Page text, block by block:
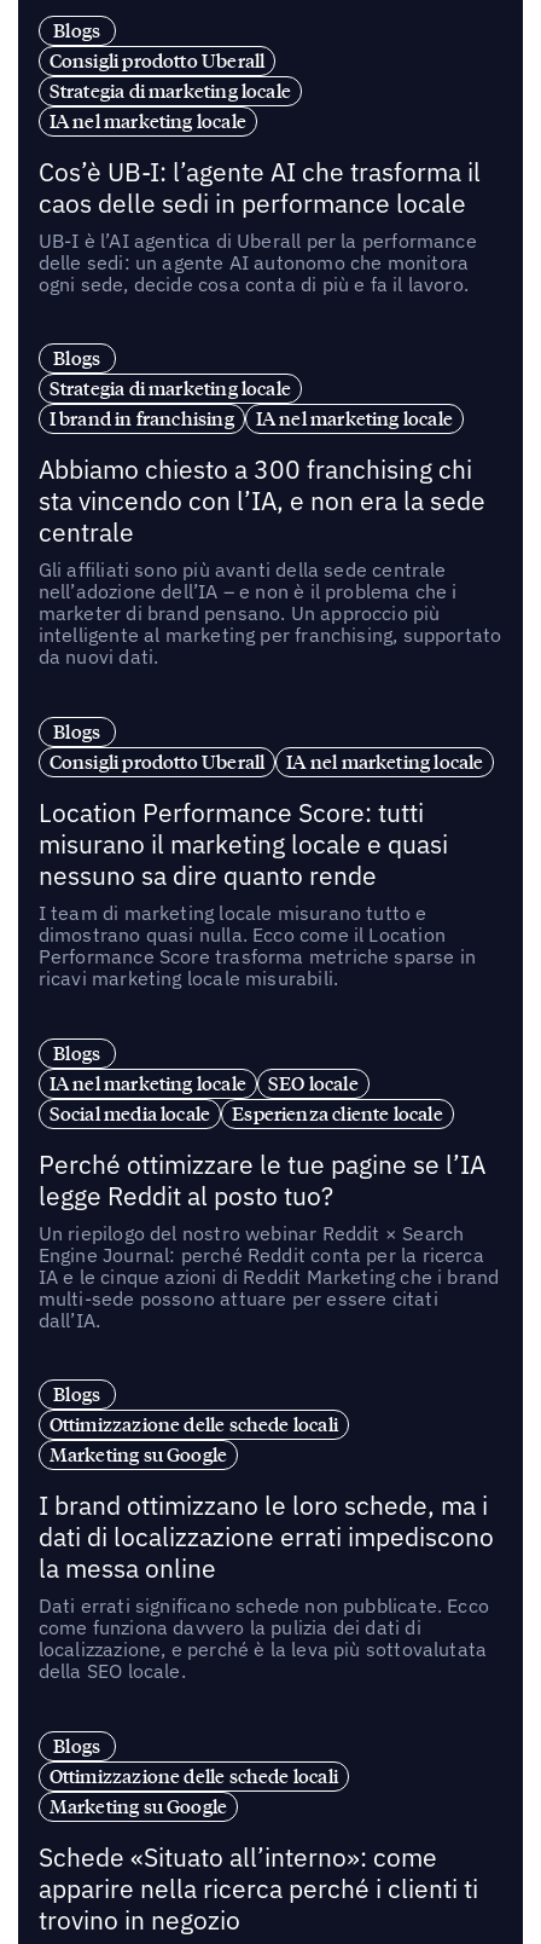
Blogs
Consigli prodotto Uberall
Strategia di marketing locale
IA nel marketing locale
Cos’è UB-I: l’agente AI che trasforma il
caos delle sedi in performance locale
UB-I è l’AI agentica di Uberall per la performance
delle sedi: un agente AI autonomo che monitora
ogni sede, decide cosa conta di più e fa il lavoro.
Blogs
Strategia di marketing locale
I brand in franchising
IA nel marketing locale
Abbiamo chiesto a 300 franchising chi
sta vincendo con l’IA, e non era la sede
centrale
Gli affiliati sono più avanti della sede centrale
nell’adozione dell’IA – e non è il problema che i
marketer di brand pensano. Un approccio più
intelligente al marketing per franchising, supportato
da nuovi dati.
Blogs
Consigli prodotto Uberall
IA nel marketing locale
Location Performance Score: tutti
misurano il marketing locale e quasi
nessuno sa dire quanto rende
I team di marketing locale misurano tutto e
dimostrano quasi nulla. Ecco come il Location
Performance Score trasforma metriche sparse in
ricavi marketing locale misurabili.
Blogs
IA nel marketing locale
SEO locale
Social media locale
Esperienza cliente locale
Perché ottimizzare le tue pagine se l’IA
legge Reddit al posto tuo?
Un riepilogo del nostro webinar Reddit × Search
Engine Journal: perché Reddit conta per la ricerca
IA e le cinque azioni di Reddit Marketing che i brand
multi-sede possono attuare per essere citati
dall’IA.
Blogs
Ottimizzazione delle schede locali
Marketing su Google
I brand ottimizzano le loro schede, ma i
dati di localizzazione errati impediscono
la messa online
Dati errati significano schede non pubblicate. Ecco
come funziona davvero la pulizia dei dati di
localizzazione, e perché è la leva più sottovalutata
della SEO locale.
Blogs
Ottimizzazione delle schede locali
Marketing su Google
Schede «Situato all’interno»: come
apparire nella ricerca perché i clienti ti
trovino in negozio